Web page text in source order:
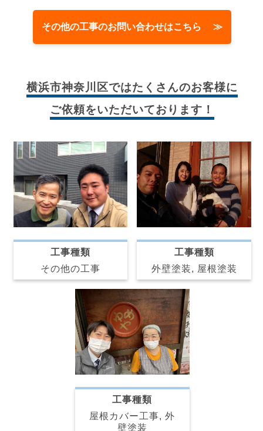
その他の工事のお問い合わせはこちら ≫
横浜市神奈川区ではたくさんのお客様に
ご依頼をいただいております！
工事種類
その他の工事
工事種類
外壁塗装, 屋根塗装
工事種類
屋根カバー工事, 外
壁塗装